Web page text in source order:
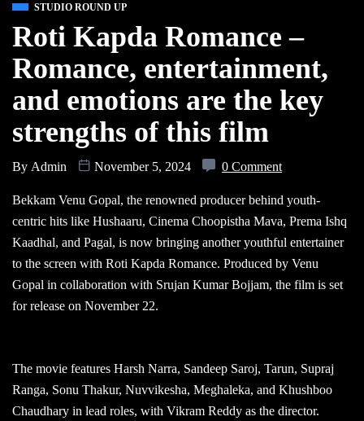
STUDIO ROUND UP
Roti Kapda Romance –
Romance, entertainment,
and emotions are the key
strengths of this film
By Admin November 5, 2024 0 Comment
Bekkam Venu Gopal, the renowned producer behind youth-
centric hits like Hushaaru, Cinema Choopistha Mava, Prema Ishq
Kaadhal, and Pagal, is now bringing another youthful entertainer
to the screen with Roti Kapda Romance. Produced by Venu
Gopal in collaboration with Srujan Kumar Bojjam, the film is set
for release on November 22.
The movie features Harsh Narra, Sandeep Saroj, Tarun, Supraj
Ranga, Sonu Thakur, Nuvvikesha, Meghaleka, and Khushboo
Chaudhary in lead roles, with Vikram Reddy as the director.